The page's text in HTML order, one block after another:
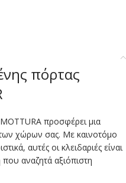
πόρτας
προσφέρει μια
χώρων σας. Με καινοτόμο
αυτές οι κλειδαριές είναι
που αναζητά αξιόπιστη